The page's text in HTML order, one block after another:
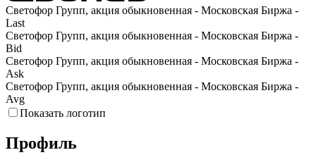
Светофор Групп, акция обыкновенная - Московская Биржа -
Last
Светофор Групп, акция обыкновенная - Московская Биржа -
Bid
Светофор Групп, акция обыкновенная - Московская Биржа -
Ask
Светофор Групп, акция обыкновенная - Московская Биржа -
Avg
Показать логотип
Профиль